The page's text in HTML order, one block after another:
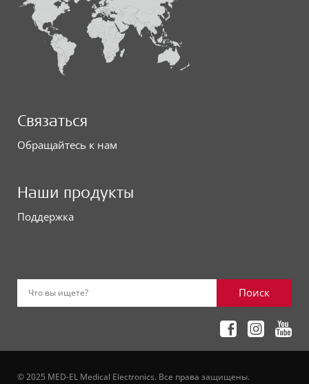
Связаться
Обращайтесь к нам
Наши продукты
Поддержка
Что вы ищете? Поиск
© 2025 MED-EL Medical Electronics. Все права защищены.